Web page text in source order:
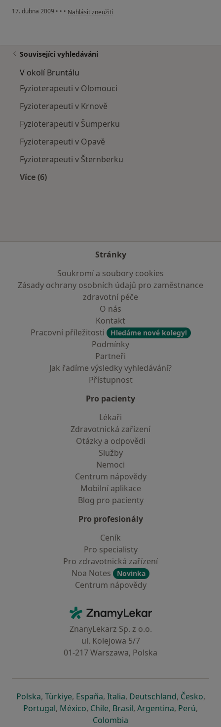
17. dubna 2009 • • • podle názoru uživatele Petr Franěk
Nahlásit zneužití
Související vyhledávání
V okolí Bruntálu
Fyzioterapeuti v Olomouci
Fyzioterapeuti v Krnově
Fyzioterapeuti v Šumperku
Fyzioterapeuti v Opavě
Fyzioterapeuti v Šternberku
Více (6)
Stránky
Soukromí a soubory cookies
Zásady ochrany osobních údajů pro zaměstnance
zdravotní péče
O nás
Kontakt
Pracovní příležitosti
Hledáme nové kolegy!
Podmínky
Partneři
Jak řadíme výsledky vyhledávání?
Přístupnost
Pro pacienty
Lékaři
Zdravotnická zařízení
Otázky a odpovědi
Služby
Nemoci
Centrum nápovědy
Mobilní aplikace
Blog pro pacienty
Pro profesionály
Ceník
Pro specialisty
Pro zdravotnická zařízení
Noa Notes
Novinka
Centrum nápovědy
ZnamyLekar - Hlavní stránka
ZnanyLekarz Sp. z o.o.
ul. Kolejowa 5/7
01-217 Warszawa, Polska
Polskase otevře v nové záložce
, Türkiyese otevře v nové záložce
, Españase otevře v nové záložce
, Italiase otevře v nové záložce
, Deutschlandse otevře v
, Českose
,
Portugalse otevře v nové záložce
, Méxicose otevře v nové záložce
, Chilese otevře v nové záložce
, Brasilse otevře v nové
, Argentinase otevře v
, Perúse
,
Colombia